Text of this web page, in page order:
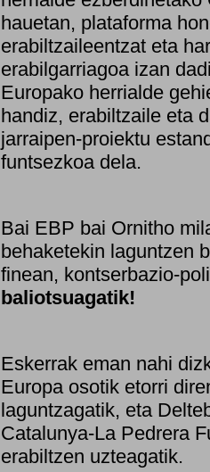
hauetan, plataforma
erabiltzaileentzat eta
erabilgarriagoa izan
Europako herrialde
handiz, erabiltzaile eta
jarraipen-proiektu
funtsezkoa dela.
Bai EBP bai Ornitho
behaketekin laguntzen
finean, kontserbazio-
baliotsuagatik!
Eskerrak eman nahi
Europa osotik etorri
laguntzagatik, eta
Catalunya-La Pedrera
erabiltzen uzteagatik.